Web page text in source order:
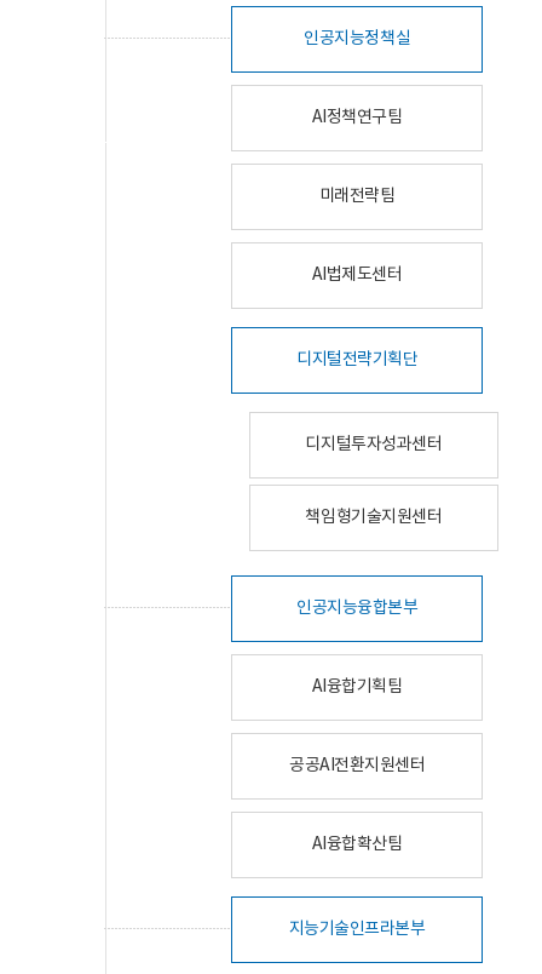
인공지능정책실
AI정책연구팀
미래전략팀
AI법제도센터
디지털전략기획단
디지털투자성과센터
책임형기술지원센터
인공지능융합본부
AI융합기획팀
공공AI전환지원센터
AI융합확산팀
지능기술인프라본부